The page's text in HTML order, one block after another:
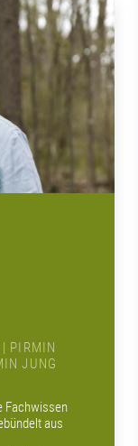
| PIRMIN
JUNG
Fachwissen
aus